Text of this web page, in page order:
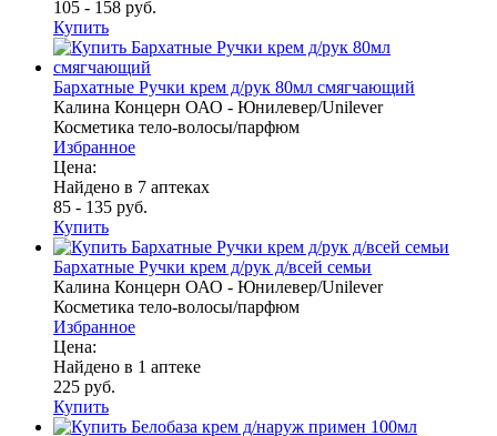
105 - 158 руб.
Купить
Бархатные Ручки крем д/рук 80мл смягчающий
Калина Концерн ОАО - Юнилевер/Unilever
Косметика тело-волосы/парфюм
Избранное
Цена:
Найдено в 7 аптеках
85 - 135 руб.
Купить
Бархатные Ручки крем д/рук д/всей семьи
Калина Концерн ОАО - Юнилевер/Unilever
Косметика тело-волосы/парфюм
Избранное
Цена:
Найдено в 1 аптеке
225 руб.
Купить